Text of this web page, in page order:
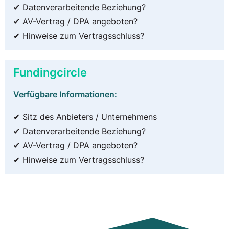
✔ Datenverarbeitende Beziehung?
✔ AV-Vertrag / DPA angeboten?
✔ Hinweise zum Vertragsschluss?
Fundingcircle
Verfügbare Informationen:
✔ Sitz des Anbieters / Unternehmens
✔ Datenverarbeitende Beziehung?
✔ AV-Vertrag / DPA angeboten?
✔ Hinweise zum Vertragsschluss?